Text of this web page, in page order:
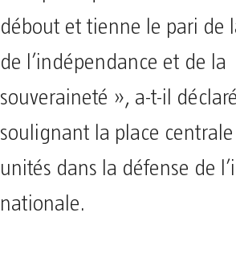
débout et tienne le pari de
de l’indépendance et de la
souveraineté », a-t-il
soulignant la place centrale
unités dans la défense de
nationale.